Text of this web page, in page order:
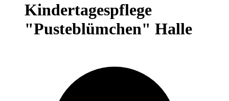
Kindertagespflege
"Pusteblümchen" Halle